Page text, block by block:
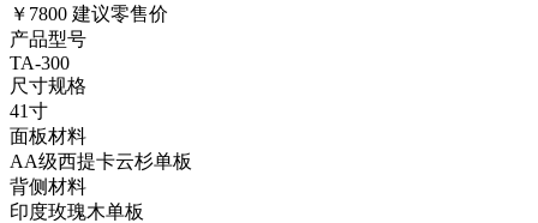
￥7800 建议零售价
产品型号
TA-300
尺寸规格
41寸
面板材料
AA级西提卡云杉单板
背侧材料
印度玫瑰木单板